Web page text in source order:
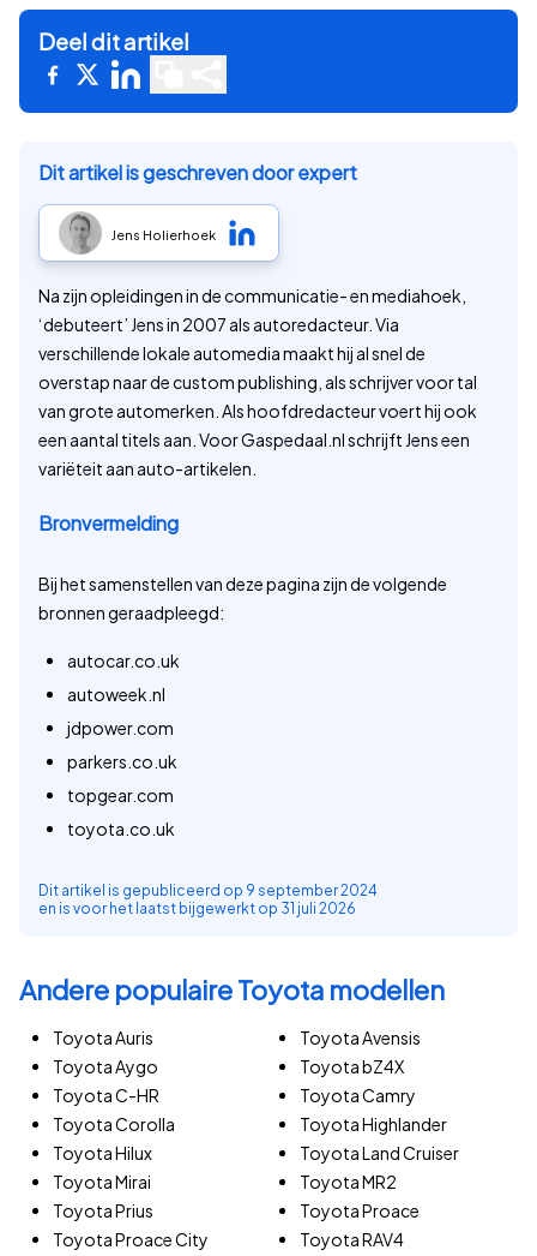
Deel dit artikel
Dit artikel is geschreven door expert
Jens Holierhoek
Na zijn opleidingen in de communicatie- en mediahoek,
‘debuteert’ Jens in 2007 als autoredacteur. Via
verschillende lokale automedia maakt hij al snel de
overstap naar de custom publishing, als schrijver voor tal
van grote automerken. Als hoofdredacteur voert hij ook
een aantal titels aan. Voor Gaspedaal.nl schrijft Jens een
variëteit aan auto-artikelen.
Bronvermelding
Bij het samenstellen van deze pagina zijn de volgende
bronnen geraadpleegd:
autocar.co.uk
autoweek.nl
jdpower.com
parkers.co.uk
topgear.com
toyota.co.uk
Dit artikel is gepubliceerd op 9 september 2024
en is voor het laatst bijgewerkt op 31 juli 2026
Andere populaire Toyota modellen
Toyota Auris
Toyota Avensis
Toyota Aygo
Toyota bZ4X
Toyota C-HR
Toyota Camry
Toyota Corolla
Toyota Highlander
Toyota Hilux
Toyota Land Cruiser
Toyota Mirai
Toyota MR2
Toyota Prius
Toyota Proace
Toyota Proace City
Toyota RAV4